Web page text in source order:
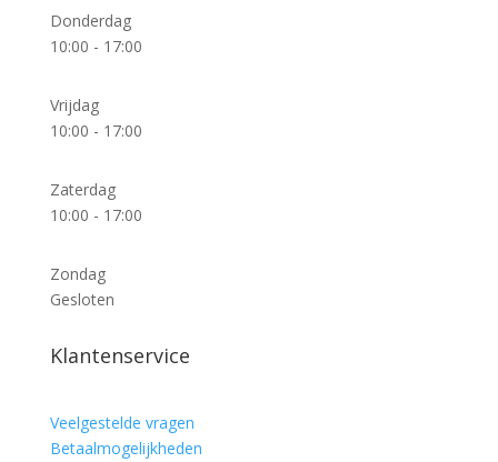
Donderdag
10:00 - 17:00
Vrijdag
10:00 - 17:00
Zaterdag
10:00 - 17:00
Zondag
Gesloten
Klantenservice
Veelgestelde vragen
Betaalmogelijkheden